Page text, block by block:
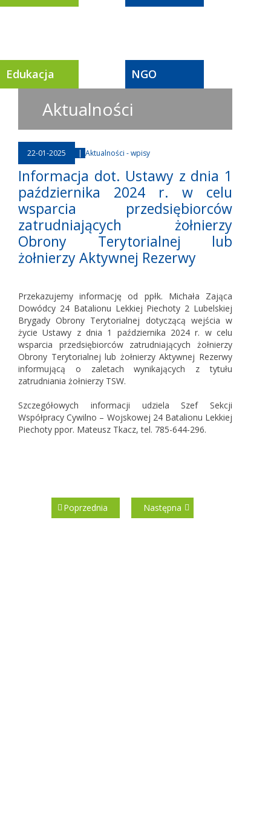
Edukacja NGO
Aktualności
22-01-2025 | Aktualności - wpisy
Informacja dot. Ustawy z dnia 1
października 2024 r. w celu
wsparcia przedsiębiorców
zatrudniających żołnierzy
Obrony Terytorialnej lub
żołnierzy Aktywnej Rezerwy
Przekazujemy informację od ppłk. Michała Zająca
Dowódcy 24 Batalionu Lekkiej Piechoty 2 Lubelskiej
Brygady Obrony Terytorialnej dotyczącą wejścia w
życie Ustawy z dnia 1 października 2024 r. w celu
wsparcia przedsiębiorców zatrudniających żołnierzy
Obrony Terytorialnej lub żołnierzy Aktywnej Rezerwy
informującą o zaletach wynikających z tytułu
zatrudniania żołnierzy TSW.
Szczegółowych informacji udziela Szef Sekcji
Współpracy Cywilno – Wojskowej 24 Batalionu Lekkiej
Piechoty ppor. Mateusz Tkacz, tel. 785-644-296.
Poprzednia Następna